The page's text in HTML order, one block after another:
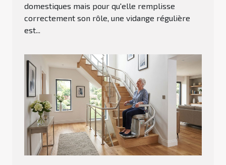
domestiques mais pour qu'elle remplisse
correctement son rôle, une vidange régulière
est...